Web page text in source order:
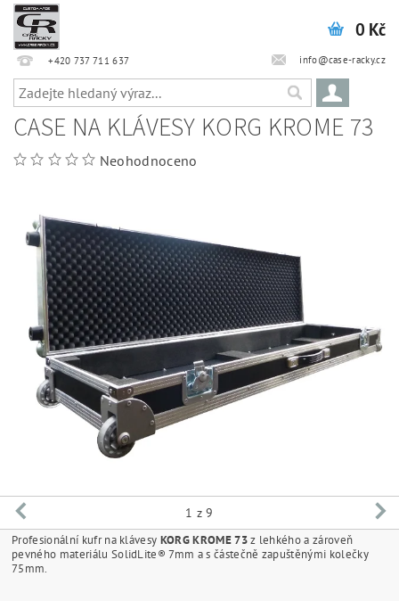
+420 737 711 637 info@case-racky.cz
0 Kč
CASE NA KLÁVESY KORG KROME 73
Neohodnoceno
1 z 9
Profesionální kufr na klávesy KORG KROME 73z lehkého a zároveň
pevného materiálu SolidLite® 7mm a s částečně zapuštěnými kolečky
75mm.